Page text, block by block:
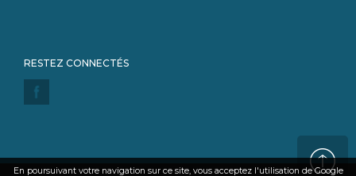
En poursuivant votre navigation sur ce site, vous acceptez l'utilisation de Google